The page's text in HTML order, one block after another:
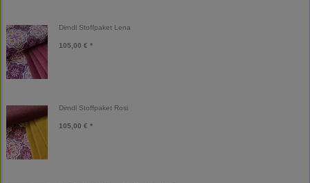
Dirndl Stoffpaket Lena
105,00 € *
Dirndl Stoffpaket Rosi
105,00 € *